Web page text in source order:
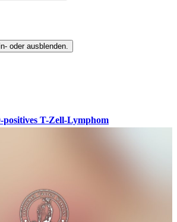
oder ausblenden.
positives T-Zell-Lymphom